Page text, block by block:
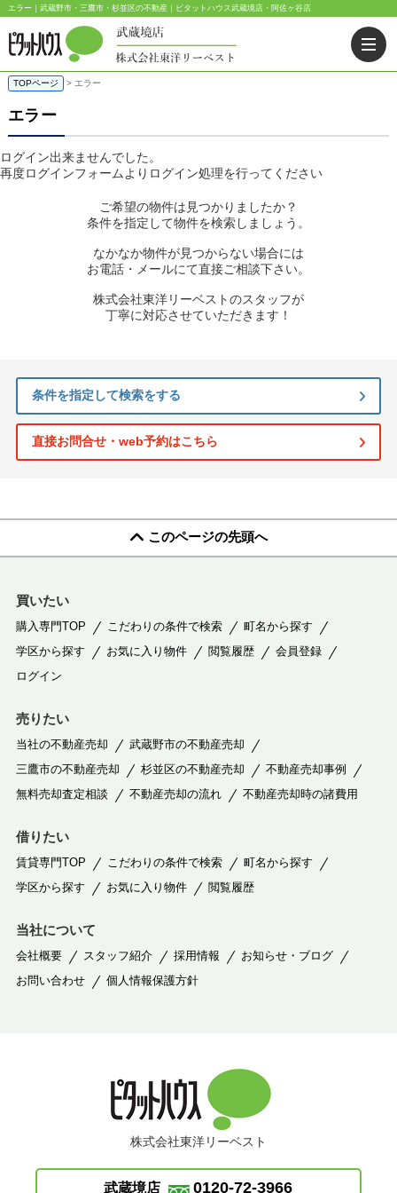
エラー｜武蔵野市・三鷹市・杉並区の不動産｜ピタットハウス武蔵境店・阿佐ヶ谷店
TOPページ > エラー
エラー
ログイン出来ませんでした。
再度ログインフォームよりログイン処理を行ってください
ご希望の物件は見つかりましたか？
条件を指定して物件を検索しましょう。
なかなか物件が見つからない場合には
お電話・メールにて直接ご相談下さい。
株式会社東洋リーベストのスタッフが
丁寧に対応させていただきます！
条件を指定して検索をする
直接お問合せ・web予約はこちら
このページの先頭へ
買いたい
購入専門TOP こだわりの条件で検索
町名から探す
学区から探す
お気に入り物件 閲覧履歴
会員登録
ログイン
売りたい
当社の不動産売却
武蔵野市の不動産売却
三鷹市の不動産売却
杉並区の不動産売却
不動産売却事例
無料売却査定相談
不動産売却の流れ 不動産売却時の諸費用
借りたい
賃貸専門TOP こだわりの条件で検索
町名から探す
学区から探す
お気に入り物件 閲覧履歴
当社について
会社概要 スタッフ紹介 採用情報
お知らせ・ブログ
お問い合わせ
個人情報保護方針
株式会社東洋リーベスト
武蔵境店 0120-72-3966